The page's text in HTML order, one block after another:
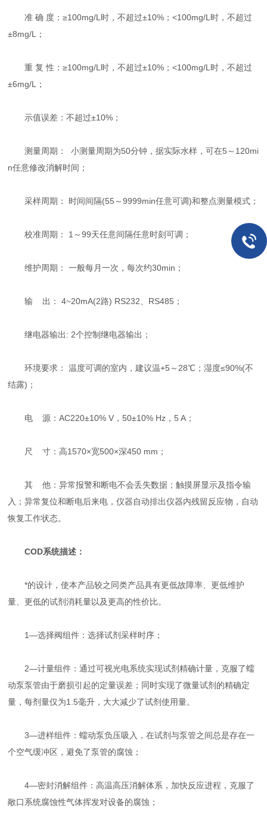
准 确 度：≥100mg/L时，不超过±10%；<100mg/L时，不超过
±8mg/L；
重 复 性：≥100mg/L时，不超过±10%；<100mg/L时，不超过
±6mg/L；
示值误差：不超过±10%；
测量周期： 小测量周期为50分钟，据实际水样，可在5～120mi
n任意修改消解时间；
采样周期： 时间间隔(55～9999min任意可调)和整点测量模式；
校准周期： 1～99天任意间隔任意时刻可调；
维护周期： 一般每月一次，每次约30min；
输 出： 4~20mA(2路) RS232、RS485；
继电器输出: 2个控制继电器输出；
环境要求： 温度可调的室内，建议温+5～28℃；湿度≤90%(不
结露)；
电 源：AC220±10% V，50±10% Hz，5 A；
尺 寸：高1570×宽500×深450 mm；
其 他：异常报警和断电不会丢失数据；触摸屏显示及指令输
入；异常复位和断电后来电，仪器自动排出仪器内残留反应物，自动
恢复工作状态。
COD系统描述：
*的设计，使本产品较之同类产品具有更低故障率、更低维护
量、更低的试剂消耗量以及更高的性价比。
1—选择阀组件：选择试剂采样时序；
2—计量组件：通过可视光电系统实现试剂精确计量，克服了蠕
动泵泵管由于磨损引起的定量误差；同时实现了微量试剂的精确定
量，每剂量仅为1.5毫升，大大减少了试剂使用量。
3—进样组件：蠕动泵负压吸入，在试剂与泵管之间总是存在一
个空气缓冲区，避免了泵管的腐蚀；
4—密封消解组件：高温高压消解体系，加快反应进程，克服了
敞口系统腐蚀性气体挥发对设备的腐蚀；